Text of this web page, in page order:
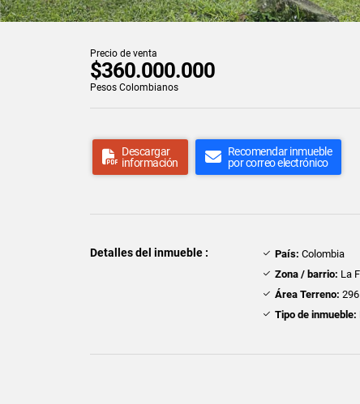
Precio de venta
$360.000.000
Pesos Colombianos
Descargar
información
Recomendar inmueble
por correo electrónico
Detalles del inmueble : País: Colombia
Zona / barrio: La
Área Terreno:
Tipo de inmueble: